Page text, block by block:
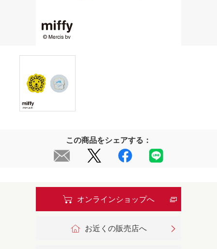
この商品をシェアする：
オンラインショップへ
お近くの販売店へ